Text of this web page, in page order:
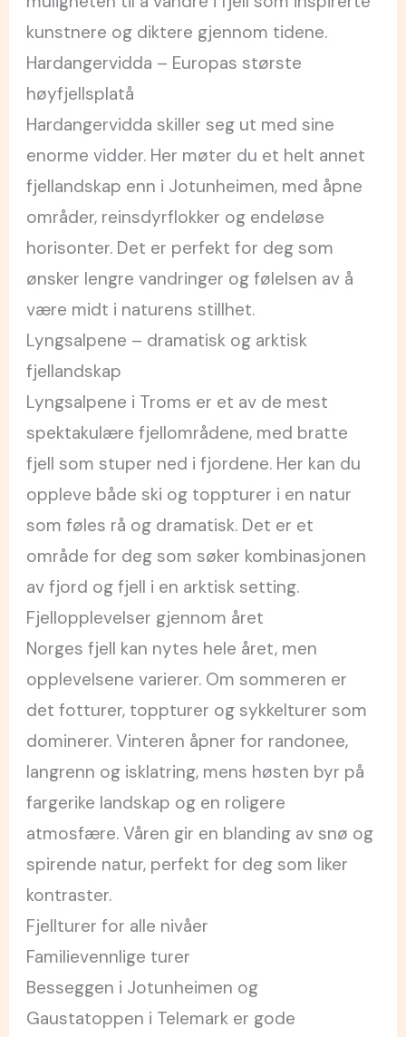
kunstnere og diktere gjennom tidene.
Hardangervidda – Europas største
høyfjellsplatå
Hardangervidda skiller seg ut med sine
enorme vidder. Her møter du et helt annet
fjellandskap enn i Jotunheimen, med åpne
områder, reinsdyrflokker og endeløse
horisonter. Det er perfekt for deg som
ønsker lengre vandringer og følelsen av å
være midt i naturens stillhet.
Lyngsalpene – dramatisk og arktisk
fjellandskap
Lyngsalpene i Troms er et av de mest
spektakulære fjellområdene, med bratte
fjell som stuper ned i fjordene. Her kan du
oppleve både ski og toppturer i en natur
som føles rå og dramatisk. Det er et
område for deg som søker kombinasjonen
av fjord og fjell i en arktisk setting.
Fjellopplevelser gjennom året
Norges fjell kan nytes hele året, men
opplevelsene varierer. Om sommeren er
det fotturer, toppturer og sykkelturer som
dominerer. Vinteren åpner for randonee,
langrenn og isklatring, mens høsten byr på
fargerike landskap og en roligere
atmosfære. Våren gir en blanding av snø og
spirende natur, perfekt for deg som liker
kontraster.
Fjellturer for alle nivåer
Familievennlige turer
Besseggen i Jotunheimen og
Gaustatoppen i Telemark er gode